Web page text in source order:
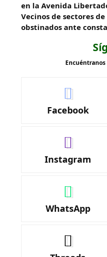
en la Avenida
Vecinos de sectores
obstinados ante
Facebook
Instagram
WhatsApp